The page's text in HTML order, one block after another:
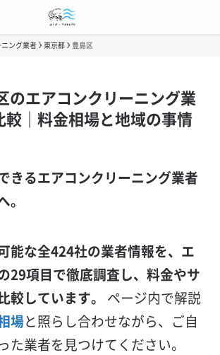
ング業者 東京都 豊島区
のエアコンクリーニング業
｜料金相場と地域の事情
きるエアコンクリーニング業者
能な全424社の業者情報を、エ
29項目で徹底調査し、料金やサ
較しています。
ページ内で解説
場と照らし合わせながら、ご自
た業者を見つけてください。